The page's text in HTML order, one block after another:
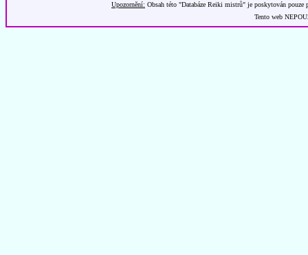
Upozornění: Obsah této "Databáze Reiki mistrů" je poskytován
Tento web